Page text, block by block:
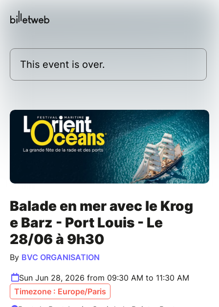
This event is over.
Balade en mer avec le Krog
e Barz - Port Louis - Le
28/06 à 9h30
By BVC ORGANISATION
Sun Jun 28, 2026 from 09:30 AM to 11:30 AM
Timezone : Europe/Paris